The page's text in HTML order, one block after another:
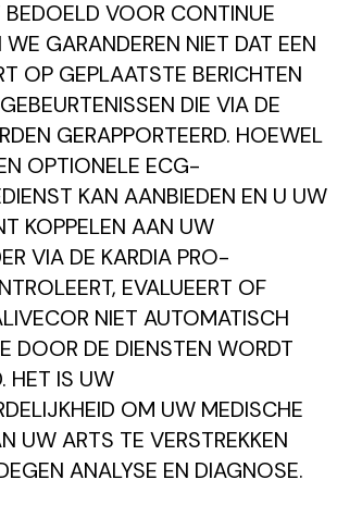
BEDOELD VOOR CONTINUE
GARANDEREN NIET DAT EEN
OP GEPLAATSTE BERICHTEN
DIE VIA DE
GERAPPORTEERD. HOEWEL
OPTIONELE ECG-
KAN AANBIEDEN EN U UW
KOPPELEN AAN UW
VIA DE KARDIA PRO-
EVALUEERT OF
NIET AUTOMATISCH
DOOR DE DIENSTEN WORDT
HET IS UW
OM UW MEDISCHE
UW ARTS TE VERSTREKKEN
ANALYSE EN DIAGNOSE.